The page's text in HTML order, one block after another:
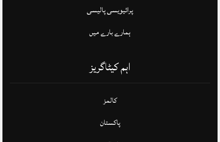
پرائیویسی پالیسی
ہمارے بارے میں
اہم کیٹاگریز
کالمز
پاکستان